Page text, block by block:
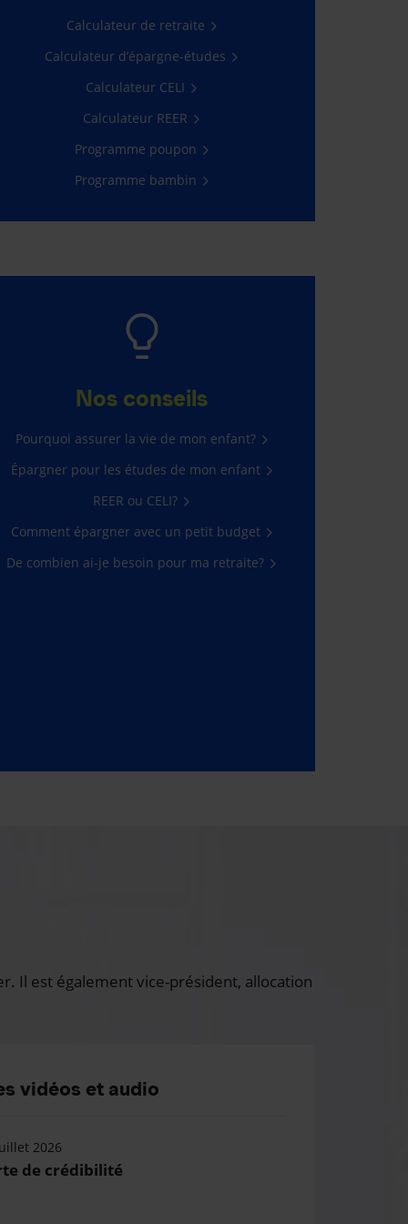
joli cadeau!
En savoir plus
Calculateur de retraite
Calculateur d’épargne-études
Calculateur CELI
Calculateur REER
Programme poupon
Programme bambin
Nos conseils
Pourquoi assurer la vie de mon enfant?
Épargner pour les études de mon enfant
REER ou CELI?
Comment épargner avec un petit budget
De combien ai-je besoin pour ma retraite?
Il est également vice-président, allocation
vidéos et audio
2026
de crédibilité